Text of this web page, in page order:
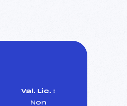
Val. Lic. :
Non